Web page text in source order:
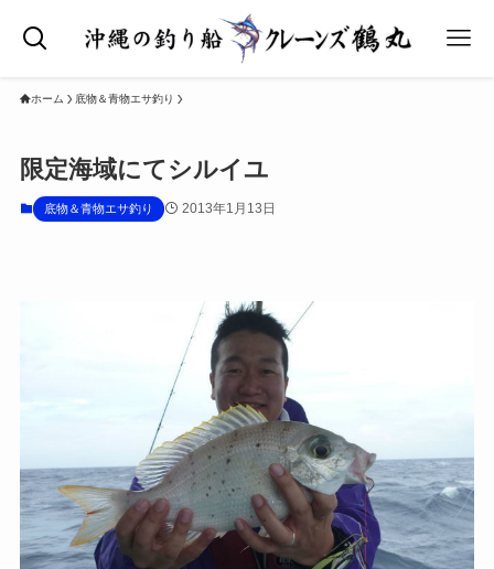
ホーム 底物＆青物エサ釣り
限定海域にてシルイユ
底物＆青物エサ釣り 2013年1月13日